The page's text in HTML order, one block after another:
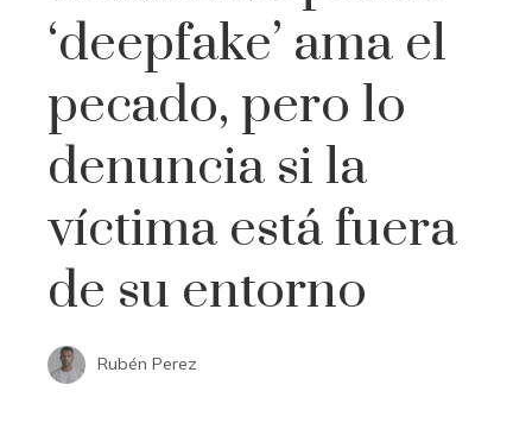
‘deepfake’ ama el
pecado, pero lo
denuncia si la
víctima está fuera
de su entorno
Rubén Perez